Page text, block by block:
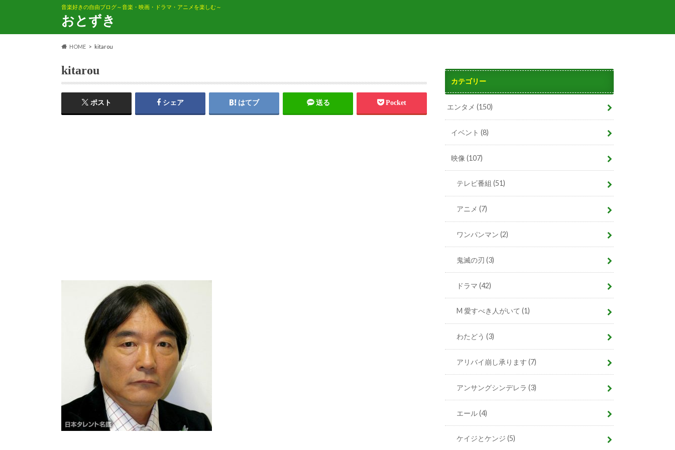
音楽好きの自由ブログ～音楽・映画・ドラマ・アニメを楽しむ～
おとずき
HOME kitarou
kitarou
ポスト シェア はてブ 送る Pocket
カテゴリー
エンタメ(150)
イベント (8)
映像 (107)
テレビ番組(51)
アニメ(7)
ワンパンマン(2)
鬼滅の刃(3)
ドラマ(42)
M 愛すべき人がいて(1)
わたどう(3)
アリバイ崩し承ります(7)
アンサングシンデレラ(3)
エール(4)
ケイジとケンジ(5)